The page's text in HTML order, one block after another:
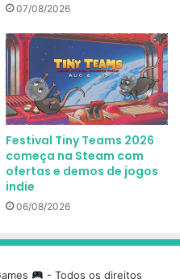
07/08/2026
Festival Tiny Teams 2026
começa na Steam com
ofertas e demos de jogos
indie
06/08/2026
- Todos os direitos